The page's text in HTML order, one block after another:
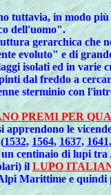
tuttavia, in modo più
dell'uomo".
gerarchica che
evoluto" e di
isolati ed in varie
dal freddo a
sterminio con
PREMI PER
apprendono le
1532, 1564,1637,1641,
centinaio di lupi
ilLUPO
Marittime e